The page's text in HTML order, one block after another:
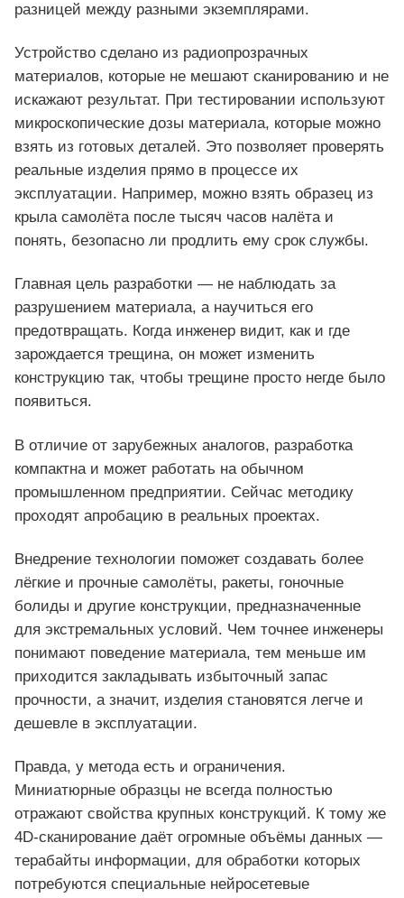
разницей между разными экземплярами.
Устройство сделано из радиопрозрачных
материалов, которые не мешают сканированию и не
искажают результат. При тестировании используют
микроскопические дозы материала, которые можно
взять из готовых деталей. Это позволяет проверять
реальные изделия прямо в процессе их
эксплуатации. Например, можно взять образец из
крыла самолёта после тысяч часов налёта и
понять, безопасно ли продлить ему срок службы.
Главная цель разработки — не наблюдать за
разрушением материала, а научиться его
предотвращать. Когда инженер видит, как и где
зарождается трещина, он может изменить
конструкцию так, чтобы трещине просто негде было
появиться.
В отличие от зарубежных аналогов, разработка
компактна и может работать на обычном
промышленном предприятии. Сейчас методику
проходят апробацию в реальных проектах.
Внедрение технологии поможет создавать более
лёгкие и прочные самолёты, ракеты, гоночные
болиды и другие конструкции, предназначенные
для экстремальных условий. Чем точнее инженеры
понимают поведение материала, тем меньше им
приходится закладывать избыточный запас
прочности, а значит, изделия становятся легче и
дешевле в эксплуатации.
Правда, у метода есть и ограничения.
Миниатюрные образцы не всегда полностью
отражают свойства крупных конструкций. К тому же
4D‑сканирование даёт огромные объёмы данных —
терабайты информации, для обработки которых
потребуются специальные нейросетевые